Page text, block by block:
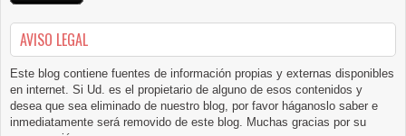
AVISO LEGAL
Este blog contiene fuentes de información propias y externas disponibles
en internet. Si Ud. es el propietario de alguno de esos contenidos y
desea que sea eliminado de nuestro blog, por favor háganoslo saber e
inmediatamente será removido de este blog. Muchas gracias por su